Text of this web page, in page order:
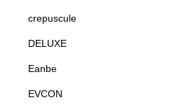
crepuscule
DELUXE
Eanbe
EVCON